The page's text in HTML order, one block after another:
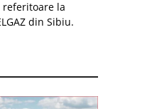
la
din Sibiu.